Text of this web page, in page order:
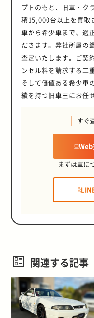
プトのもと、旧車・ク
積15,000台以上を買取
車から希少車まで、適
だきます。弊社所属の
査定いたします。ご契
ンセル料を請求する二
そして価値ある希少車
績を持つ旧車王にお任
すぐ
Web
まずは車に
関連する記事